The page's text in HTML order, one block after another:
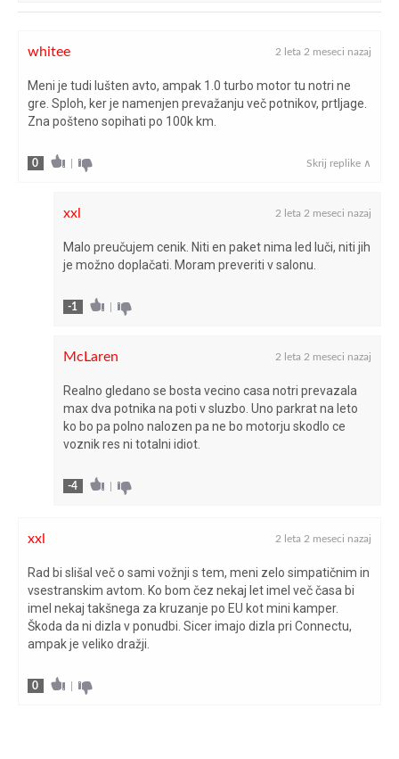
whitee 2 leta 2 meseci nazaj
Meni je tudi lušten avto, ampak 1.0 turbo motor tu notri ne
gre. Sploh, ker je namenjen prevažanju več potnikov, prtljage.
Zna pošteno sopihati po 100k km.
0 Skrij replike ∧
xxl 2 leta 2 meseci nazaj
Malo preučujem cenik. Niti en paket nima led luči, niti jih
je možno doplačati. Moram preveriti v salonu.
-1
McLaren 2 leta 2 meseci nazaj
Realno gledano se bosta vecino casa notri prevazala
max dva potnika na poti v sluzbo. Uno parkrat na leto
ko bo pa polno nalozen pa ne bo motorju skodlo ce
voznik res ni totalni idiot.
-4
xxl 2 leta 2 meseci nazaj
Rad bi slišal več o sami vožnji s tem, meni zelo simpatičnim in
vsestranskim avtom. Ko bom čez nekaj let imel več časa bi
imel nekaj takšnega za kruzanje po EU kot mini kamper.
Škoda da ni dizla v ponudbi. Sicer imajo dizla pri Connectu,
ampak je veliko dražji.
0